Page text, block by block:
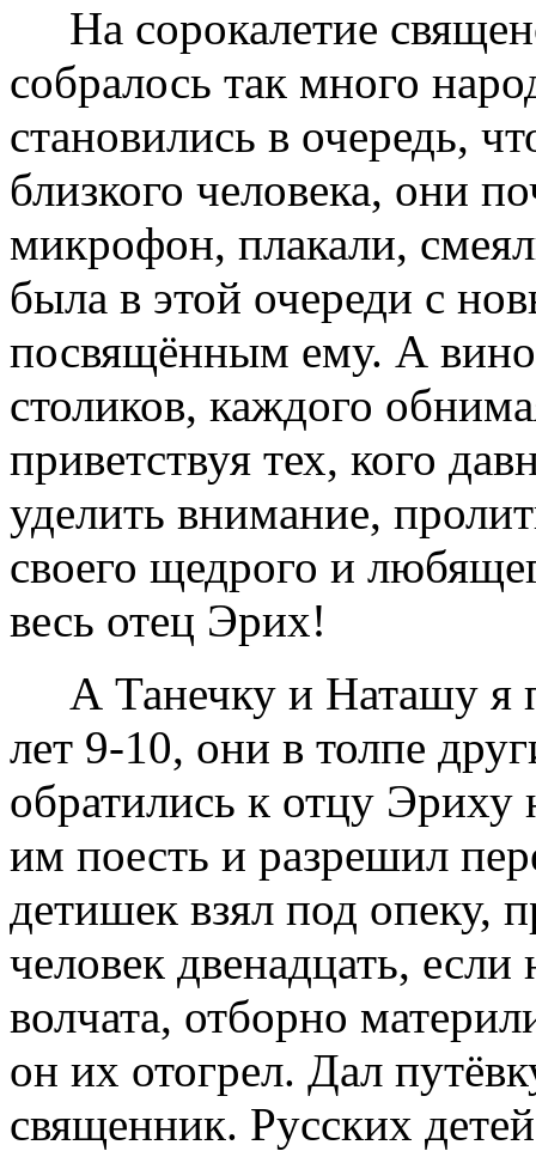
На сорокалетие
собралось так много
становились в очередь,
близкого человека, они
микрофон, плакали,
была в этой очереди с
посвящённым ему. А
столиков, каждого
приветствуя тех, кого
уделить внимание,
своего щедрого и
весь отец Эрих!
А Танечку и Наташу я
лет 9-10, они в толпе
обратились к отцу Эриху
им поесть и разрешил
детишек взял под опеку,
человек двенадцать,
волчата, отборно
он их отогрел. Дал
священник. Русских